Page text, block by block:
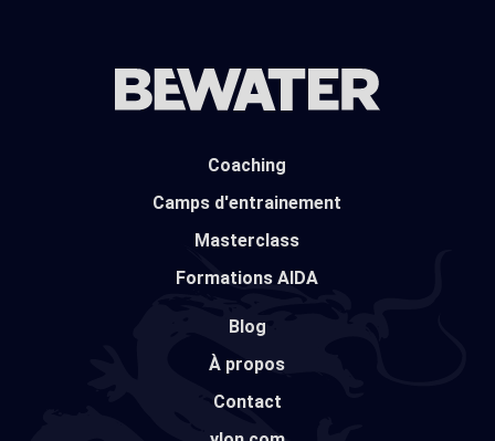
Coaching
Camps d'entrainement
Masterclass
Formations AIDA
Blog
À propos
Contact